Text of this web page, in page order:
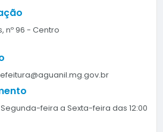
nº 96 - Centro
feira a Sexta-feira das 12:00